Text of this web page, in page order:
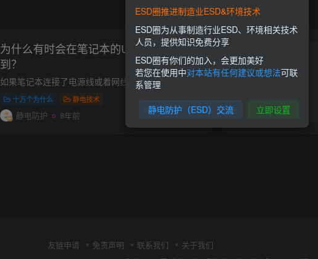
为什么有时会在笔记本的USB接口处被电
到？
十万个为什么 静电技术
静电防护 8年前 0 8214 1
友链申请 免责声明 联系我们 关于我们
ESD圈推进制造业ESD&环境技术
ESD圈为从事制造行业ESD、环境相关技术
人员，提供知识免费分享
ESD圈有你们的加入，会更加美好
若您在使用中对本站有任何建议或想法可联
系管理
静电防护（ESD）交流 立即设置